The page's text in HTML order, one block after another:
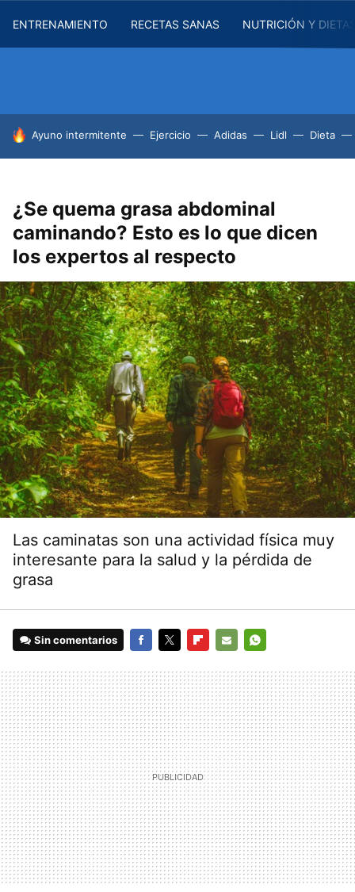
ENTRENAMIENTO RECETAS SANAS NUTRICIÓN Y
HOY SE HABLA DE
Ayuno intermitente Ejercicio Adidas Lidl Dieta
¿Se quema grasa abdominal
caminando? Esto es lo que dicen
los expertos al respecto
Las caminatas son una actividad física muy
interesante para la salud y la pérdida de
grasa
Sin comentarios
MAIL